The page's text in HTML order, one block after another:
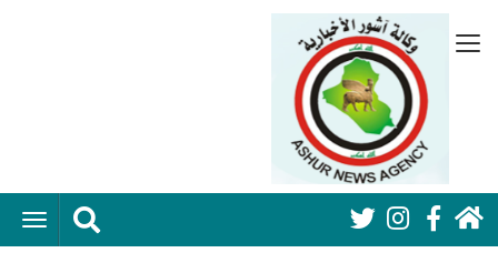
إلى
Social
قائمة
جانبية
الرئيسية